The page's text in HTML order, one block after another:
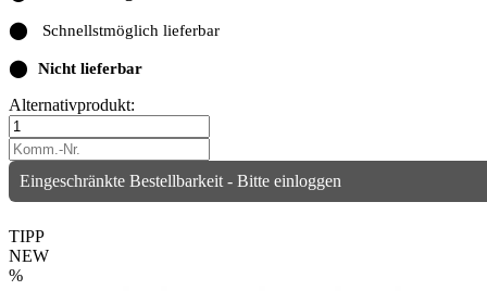
⬤ Schnellstmöglich lieferbar
⬤ Nicht lieferbar
Alternativprodukt:
Eingeschränkte Bestellbarkeit - Bitte einloggen
TIPP
NEW
%